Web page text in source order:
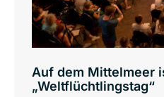
Auf dem Mittelmeer
„Weltflüchtlingstag“